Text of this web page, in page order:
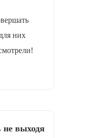
них
не выходя